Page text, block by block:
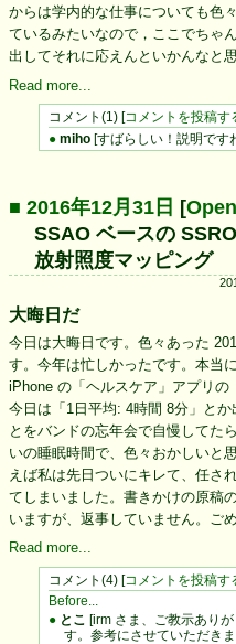
からは学内的な仕事についても色
ているみたいなので，ここでちゃ
出してそれに応えんといかんなと
Read more...
コメント(1) [コメントを投稿す
● miho[すばらしい！説明です
■ 2016年12月31日 [
SSAO ベースの
放射照度マッピング
大晦日だ
今日は大晦日です。色々あった
す。今年は忙しかったです。本当
iPhone の「ヘルスケア」アプリの
今日は「1日平均: 4時間 8分」とか
とをバンドの忘年会で自慢してた
いの睡眠時間で、色々おかしいと
えば私は先日ついにキレて、任さ
てしまいました。書きかけの原稿
いますが、返事していません。ご
Read more...
コメント(4) [コメントを投稿す
Before...
● とこ [irm さま、ご教示ありが
す。参考にさせていただき